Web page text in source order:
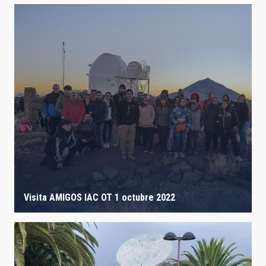
Visita AMIGOS IAC OT 1 octubre 2022